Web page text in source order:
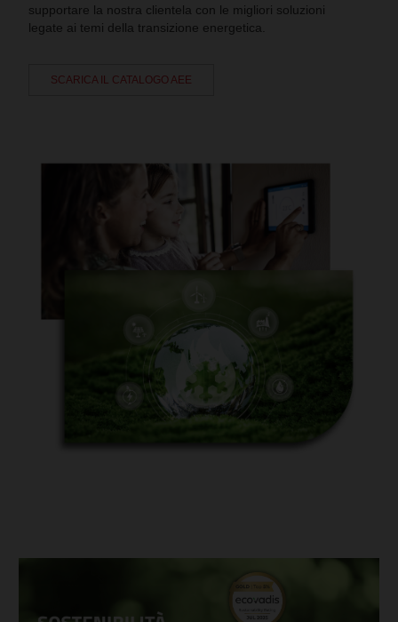
supportare la nostra clientela con le migliori soluzioni
legate ai temi della transizione energetica.
SCARICA IL CATALOGO AEE